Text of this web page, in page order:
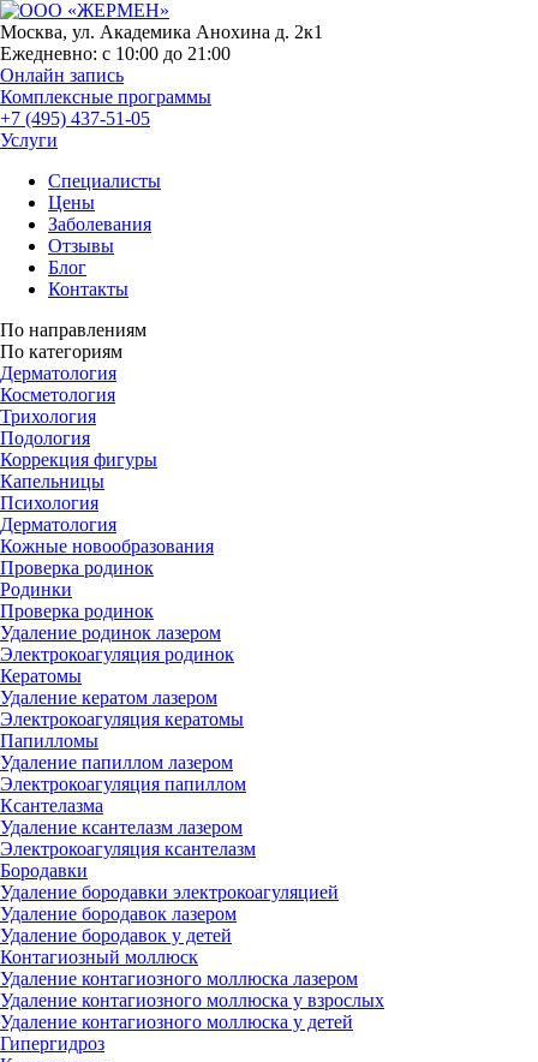
Москва, ул. Академика Анохина д. 2к1
Ежедневно: с 10:00 до 21:00
Онлайн запись
Комплексные программы
+7 (495) 437-51-05
Услуги
Специалисты
Цены
Заболевания
Отзывы
Блог
Контакты
По направлениям
По категориям
Дерматология
Косметология
Трихология
Подология
Коррекция фигуры
Капельницы
Психология
Дерматология
Кожные новообразования
Проверка родинок
Родинки
Проверка родинок
Удаление родинок лазером
Электрокоагуляция родинок
Кератомы
Удаление кератом лазером
Электрокоагуляция кератомы
Папилломы
Удаление папиллом лазером
Электрокоагуляция папиллом
Ксантелазма
Удаление ксантелазм лазером
Электрокоагуляция ксантелазм
Бородавки
Удаление бородавки электрокоагуляцией
Удаление бородавок лазером
Удаление бородавок у детей
Контагиозный моллюск
Удаление контагиозного моллюска лазером
Удаление контагиозного моллюска у взрослых
Удаление контагиозного моллюска у детей
Гипергидроз